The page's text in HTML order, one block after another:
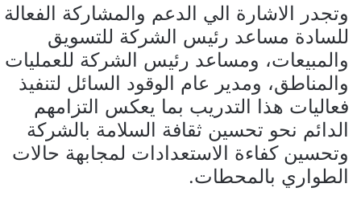
وتجدر الاشارة الي الدعم والمشاركة الفعالة
للسادة مساعد رئيس الشركة للتسويق
والمبيعات، ومساعد رئيس الشركة للعمليات
والمناطق، ومدير عام الوقود السائل لتنفيذ
فعاليات هذا التدريب بما يعكس التزامهم
الدائم نحو تحسين ثقافة السلامة بالشركة
وتحسين كفاءة الاستعدادات لمجابهة حالات
الطواري بالمحطات.